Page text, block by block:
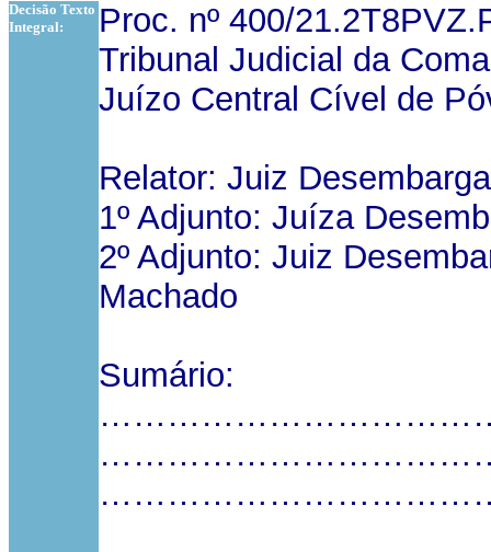
Decisão Texto
Integral:
Proc. nº 400/
Tribunal Judicial da
Juízo Central Cível de
Relator: Juiz
1º Adjunto: Juíza
2º Adjunto: Juiz
Machado
Sumário: